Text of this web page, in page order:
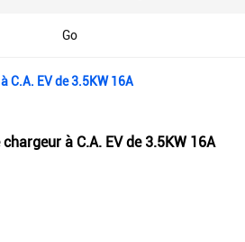
Go
EV de 3.5KW 16A
à C.A. EV de 3.5KW 16A